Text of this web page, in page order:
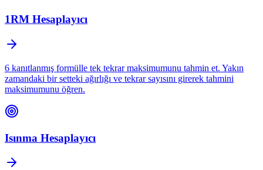
1RM Hesaplayıcı
6 kanıtlanmış formülle tek tekrar maksimumunu tahmin et. Yakın
zamandaki bir setteki ağırlığı ve tekrar sayısını girerek tahmini
maksimumunu öğren.
Isınma Hesaplayıcı